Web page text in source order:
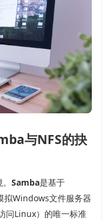
与NFS的抉
Samba是基于
拟Windows文件服务器
问Linux）的唯一标准